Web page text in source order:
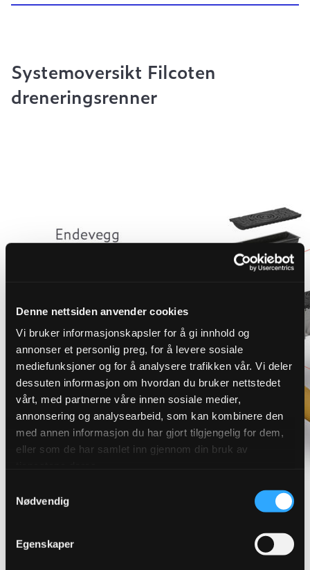
Denne nettsiden anvender cookies
Vi bruker informasjonskapsler for å gi innhold og
annonser et personlig preg, for å levere sosiale
mediefunksjoner og for å analysere trafikken vår. Vi deler
dessuten informasjon om hvordan du bruker nettstedet
vårt, med partnerne våre innen sosiale medier,
annonsering og analysearbeid, som kan kombinere den
med annen informasjon du har gjort tilgjengelig for dem,
eller som de har samlet inn gjennom din bruk av
Nødvendig
Egenskaper
Systemoversikt Filcoten
dreneringsrenner
Finn riktig overvannsløsning for